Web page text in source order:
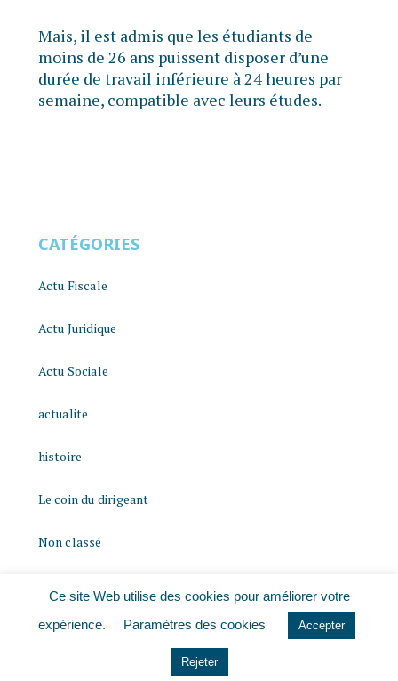
Mais, il est admis que les étudiants de
moins de 26 ans puissent disposer d’une
durée de travail inférieure à 24 heures par
semaine, compatible avec leurs études.
CATÉGORIES
Actu Fiscale
Actu Juridique
Actu Sociale
actualite
histoire
Le coin du dirigeant
Non classé
Ce site Web utilise des cookies pour améliorer votre
expérience.
Paramètres des cookies Accepter
Rejeter